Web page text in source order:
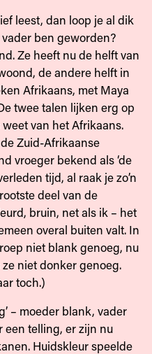
leest, dan loop je al dik
ben geworden?
Ze heeft nu de helft van
de andere helft in
Afrikaans, met Maya
twee talen lijken erg op
van het Afrikaans.
Zuid-Afrikaanse
vroeger bekend als ‘de
tijd, al raak je zo’n
deel van de
bruin, net als ik – het
overal buiten valt. In
niet blank genoeg, nu
niet donker genoeg.
toch.)
– moeder blank, vader
een telling, er zijn nu
Huidskleur speelde